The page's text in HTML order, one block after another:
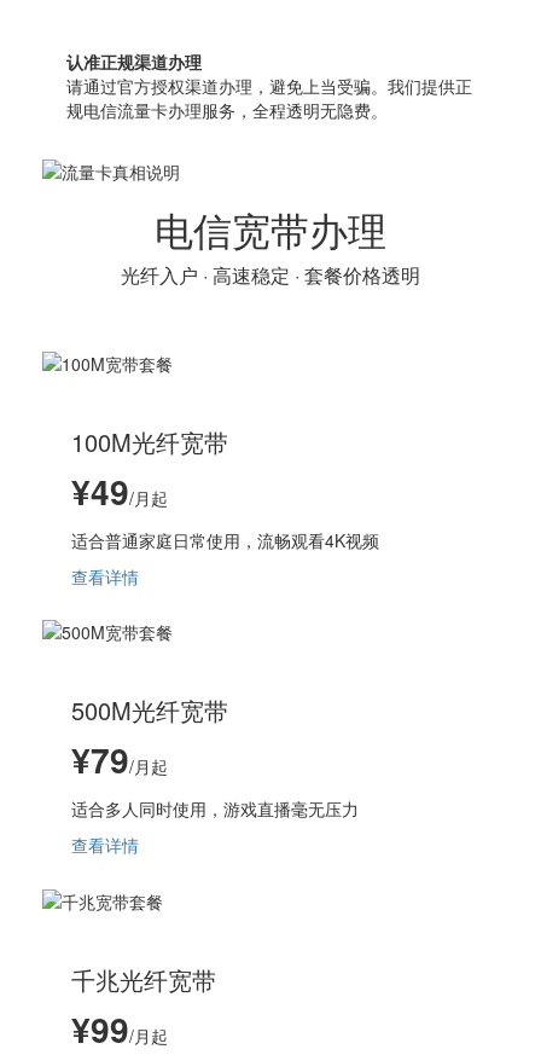
认准正规渠道办理
请通过官方授权渠道办理，避免上当受骗。我们提供正
规电信流量卡办理服务，全程透明无隐费。
电信宽带办理
光纤入户 · 高速稳定 · 套餐价格透明
100M光纤宽带
¥49/月起
适合普通家庭日常使用，流畅观看4K视频
查看详情
500M光纤宽带
¥79/月起
适合多人同时使用，游戏直播毫无压力
查看详情
千兆光纤宽带
¥99/月起